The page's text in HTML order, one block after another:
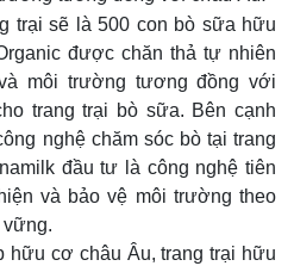
trại sẽ là 500 con bò sữa hữu
được chăn thả tự nhiên
môi trường tương đồng với
trang trại bò sữa. Bên cạnh
nghệ chăm sóc bò tại trang
đầu tư là công nghệ tiên
và bảo vệ môi trường theo
hữu cơ châu Âu, trang trại hữu